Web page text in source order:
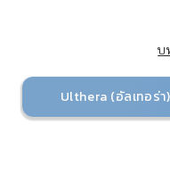
บ
Ulthera (อัลเทอร่า